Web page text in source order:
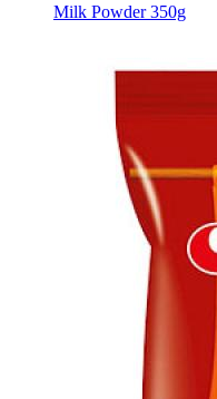
Milk Powder 350g